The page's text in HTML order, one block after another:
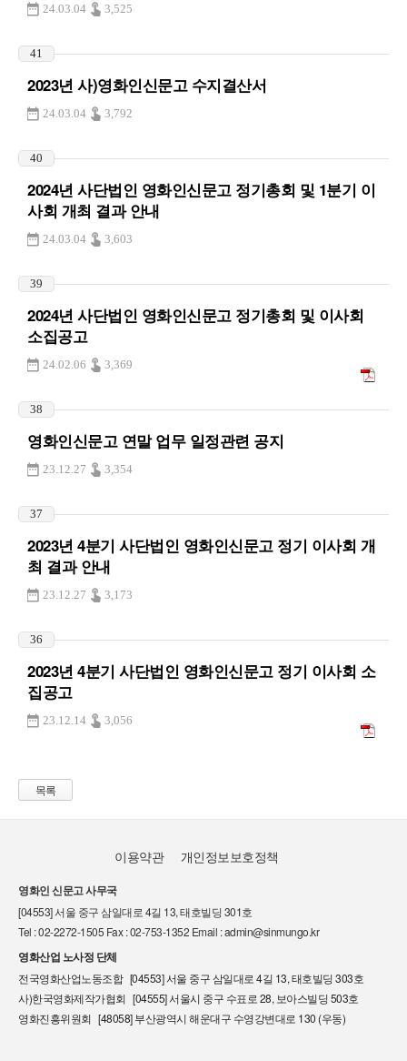
24.03.04 3,525
41
2023년 사)영화인신문고 수지결산서
24.03.04 3,792
40
2024년 사단법인 영화인신문고 정기총회 및 1분기 이
사회 개최 결과 안내
24.03.04 3,603
39
2024년 사단법인 영화인신문고 정기총회 및 이사회
소집공고
24.02.06 3,369
38
영화인신문고 연말 업무 일정관련 공지
23.12.27 3,354
37
2023년 4분기 사단법인 영화인신문고 정기 이사회 개
최 결과 안내
23.12.27 3,173
36
2023년 4분기 사단법인 영화인신문고 정기 이사회 소
집공고
23.12.14 3,056
목록
이용약관 개인정보보호정책
영화인 신문고 사무국
[04553] 서울 중구 삼일대로 4길 13, 태호빌딩 301호
Tel : 02-2272-1505 Fax : 02-753-1352 Email : admin@sinmungo.kr
영화산업 노사정 단체
전국영화산업노동조합 [04553] 서울 중구 삼일대로 4길 13, 태호빌딩 303호
사)한국영화제작가협회 [04555] 서울시 중구 수표로 28, 보아스빌딩 503호
영화진흥위원회 [48058] 부산광역시 해운대구 수영강변대로 130 (우동)